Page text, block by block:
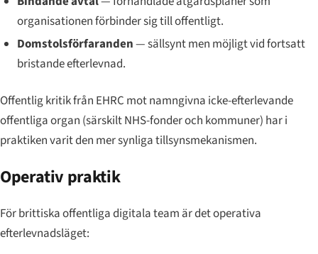
organisationen förbinder sig till offentligt.
Domstolsförfaranden— sällsynt men möjligt vid fortsatt
bristande efterlevnad.
Offentlig kritik från EHRC mot namngivna icke-efterlevande
offentliga organ (särskilt NHS-fonder och kommuner) har i
praktiken varit den mer synliga tillsynsmekanismen.
Operativ praktik
För brittiska offentliga digitala team är det operativa
efterlevnadsläget: